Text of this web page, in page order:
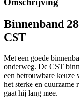
Omschrijving
Binnenband
CST
Met een goede
onderweg. De CST
een betrouwbare keuze
het sterke en duurzame
gaat hij lang mee.